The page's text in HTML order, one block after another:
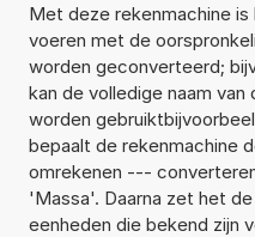
Met deze rekenmachine
voeren met de
worden geconverteerd;
kan de volledige naam
worden
bepaalt de rekenmachine
omrekenen ---
'Massa'. Daarna zet het
eenheden die bekend zijn